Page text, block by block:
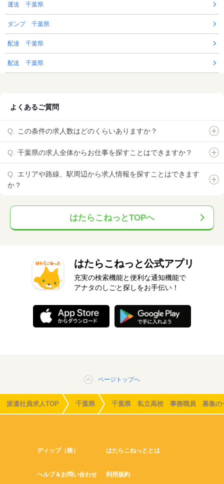
運送 千葉県
ダンプ 千葉県
配達 千葉県
配送 千葉県
よくあるご質問
この条件の求人数はどのくらいありますか？
千葉県の求人全体からお仕事を探すことはできますか？
エリアや路線、駅周辺から求人情報を探すことはできます
か？
はたらこねっとTOPへ
はたらこねっと公式アプリ
充実の検索機能と便利な通知機能で
アナタのしごと探しをお手伝い！
ページトップへ
派遣社員求人TOP 千葉県 千葉県 私立高校 事務職員 募集の
ディップ（株） はたらこねっととは
ヘルプ＆お問い合わせ 利用規約